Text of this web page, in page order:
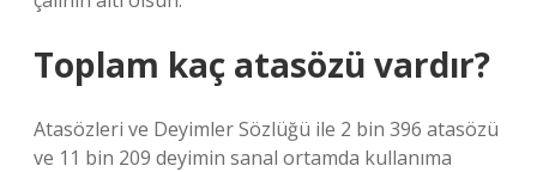
Toplam kaç atasözü vardır?
Atasözleri ve Deyimler Sözlüğü ile 2 bin 396 atasözü
ve 11 bin 209 deyimin sanal ortamda kullanıma